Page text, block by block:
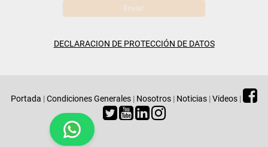
DECLARACION DE PROTECCIÓN DE DATOS
Portada |Condiciones Generales | Nosotros | Noticias |Videos |